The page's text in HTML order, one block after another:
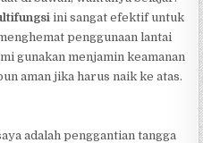
ini sangat efektif untuk
penggunaan lantai
gunakan menjamin keamanan
aman jika harus naik ke atas.
adalah penggantian tangga